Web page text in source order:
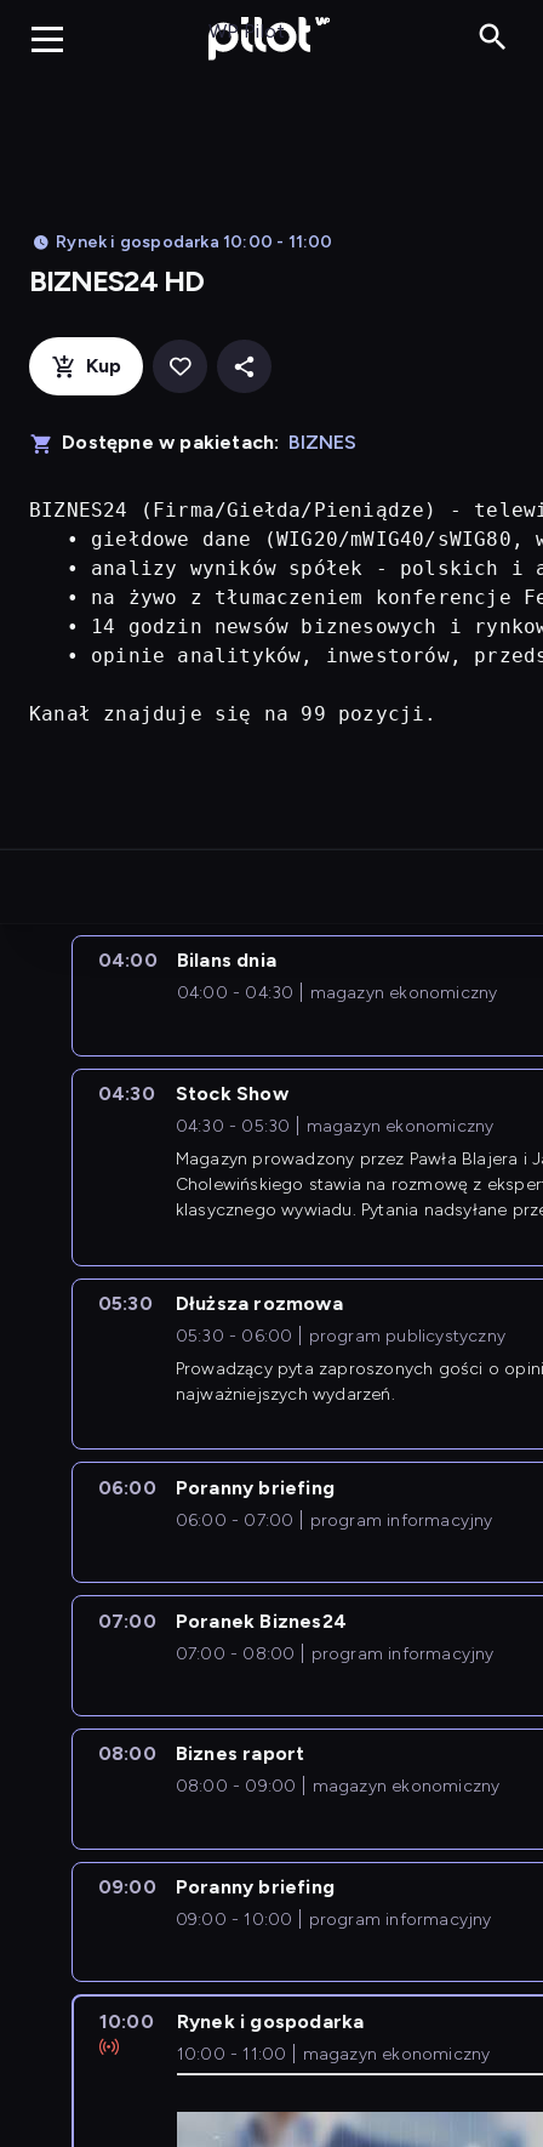
WP Pilot
Rynek i gospodarka 10:00 - 11:00
BIZNES24 HD
Kup
Dostępne w pakietach: BIZNES
BIZNES24 (Firma/Giełda/Pieniądze) -
• giełdowe dane (WIG20/mWIG40/
• analizy wyników spółek - polskich i
• na żywo z tłumaczeniem konferencje
• 14 godzin newsów biznesowych i
• opinie analityków, inwestorów,
Kanał znajduje się na 99 pozycji.
04:00 Bilans dnia
04:00 - 04:30 magazyn ekonomiczny
04:30 Stock Show
04:30 - 05:30
magazyn ekonomiczny
Magazyn prowadzony przez Pawła Blajera i
Cholewińskiego stawia na rozmowę z
klasycznego wywiadu. Pytania nadsyłane
05:30 Dłuższa rozmowa
05:30 - 06:00
program publicystyczny
Prowadzący pyta zaproszonych gości o
najważniejszych wydarzeń.
06:00 Poranny briefing
06:00 - 07:00 program informacyjny
07:00 Poranek Biznes24
07:00 - 08:00 program informacyjny
08:00 Biznes raport
08:00 - 09:00 magazyn ekonomiczny
09:00 Poranny briefing
09:00 - 10:00 program informacyjny
10:00 Rynek i gospodarka
10:00 - 11:00 magazyn ekonomiczny